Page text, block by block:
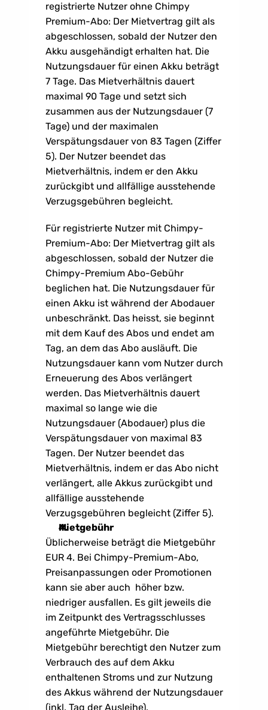
registrierte Nutzer ohne Chimpy
Premium-Abo: Der Mietvertrag gilt als
abgeschlossen, sobald der Nutzer den
Akku ausgehändigt erhalten hat. Die
Nutzungsdauer für einen Akku beträgt
7 Tage. Das Mietverhältnis dauert
maximal 90 Tage und setzt sich
zusammen aus der Nutzungsdauer (7
Tage) und der maximalen
Verspätungsdauer von 83 Tagen (Ziffer
5). Der Nutzer beendet das
Mietverhältnis, indem er den Akku
zurückgibt und allfällige ausstehende
Verzugsgebühren begleicht.
Für registrierte Nutzer mit Chimpy-
Premium-Abo: Der Mietvertrag gilt als
abgeschlossen, sobald der Nutzer die
Chimpy-Premium Abo-Gebühr
beglichen hat. Die Nutzungsdauer für
einen Akku ist während der Abodauer
unbeschränkt. Das heisst, sie beginnt
mit dem Kauf des Abos und endet am
Tag, an dem das Abo ausläuft. Die
Nutzungsdauer kann vom Nutzer durch
Erneuerung des Abos verlängert
werden. Das Mietverhältnis dauert
maximal so lange wie die
Nutzungsdauer (Abodauer) plus die
Verspätungsdauer von maximal 83
Tagen. Der Nutzer beendet das
Mietverhältnis, indem er das Abo nicht
verlängert, alle Akkus zurückgibt und
allfällige ausstehende
Verzugsgebühren begleicht (Ziffer 5).
Mietgebühr
Üblicherweise beträgt die Mietgebühr
EUR 4. Bei Chimpy-Premium-Abo,
Preisanpassungen oder Promotionen
kann sie aber auch  höher bzw.
niedriger ausfallen. Es gilt jeweils die
im Zeitpunkt des Vertragsschlusses
angeführte Mietgebühr. Die
Mietgebühr berechtigt den Nutzer zum
Verbrauch des auf dem Akku
enthaltenen Stroms und zur Nutzung
des Akkus während der Nutzungsdauer
(inkl. Tag der Ausleihe).